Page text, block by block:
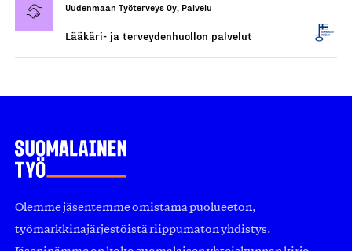
Uudenmaan Työterveys Oy, Palvelu
Lääkäri- ja terveydenhuollon palvelut
Olemme jäsentemme omistama puolueeton,
työmarkkinajärjestöistä riippumaton yhdistys.